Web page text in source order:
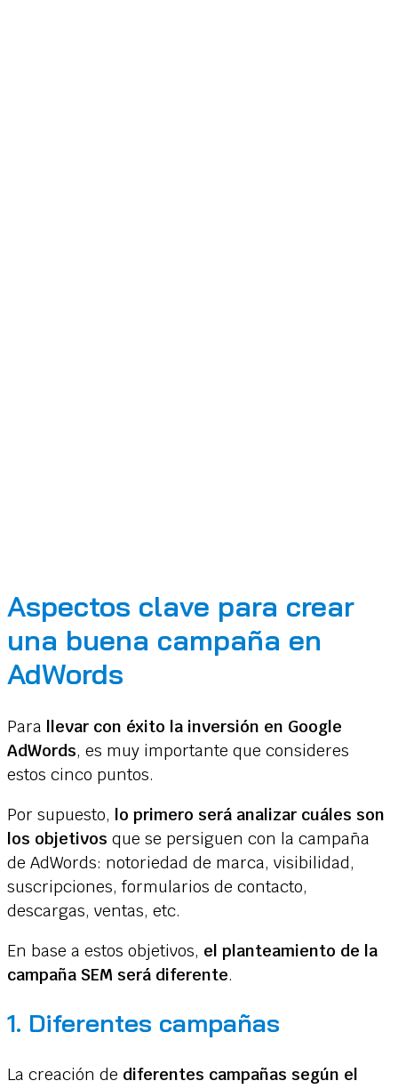
Aspectos clave para crear
una buena campaña en
AdWords
Para llevar con éxito la inversión en Google
AdWords, es muy importante que consideres
estos cinco puntos.
Por supuesto, lo primero será analizar cuáles son
los objetivos que se persiguen con la campaña
de AdWords: notoriedad de marca, visibilidad,
suscripciones, formularios de contacto,
descargas, ventas, etc.
En base a estos objetivos, el planteamiento de la
campaña SEM será diferente.
1. Diferentes campañas
La creación de diferentes campañas según el